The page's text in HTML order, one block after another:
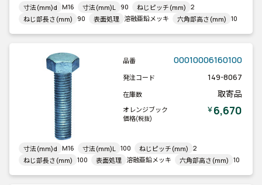
寸法(mm)d M16 寸法(mm)L 90 ねじピッチ(mm) 2
ねじ部長さ(mm)
90 表面処理 溶融亜鉛メッキ 六角部高さ(mm) 10
品番 00010006160100
発注コード 149-8067
在庫数 取寄品
オレンジブック
価格(税抜)
￥6,670
寸法(mm)d M16 寸法(mm)L 100 ねじピッチ(mm) 2
ねじ部長さ(mm) 100 表面処理 溶融亜鉛メッキ 六角部高さ(mm) 10